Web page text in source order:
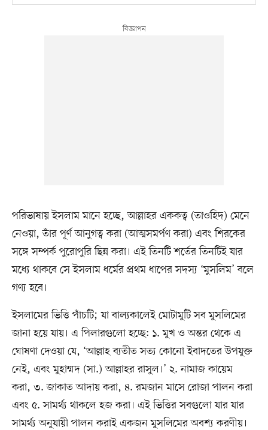
পরিভাষায় ইসলাম মানে হচ্ছে, আল্লাহর এককত্ব (তাওহিদ) মেনে
নেওয়া, তাঁর পূর্ণ আনুগত্ব করা (আত্মসমর্পণ করা) এবং শিরকের
সঙ্গে সম্পর্ক পুরোপুরি ছিন্ন করা। এই তিনটি শর্তের তিনটিই যার
মধ্যে থাকবে সে ইসলাম ধর্মের প্রথম ধাপের সদস্য ‘মুসলিম’ বলে
গণ্য হবে।
ইসলামের ভিত্তি পাঁচটি; যা বাল্যকালেই মোটামুটি সব মুসলিমের
জানা হয়ে যায়। এ পিলারগুলো হচ্ছে: ১. মুখ ও অন্তর থেকে এ
ঘোষণা দেওয়া যে, ‘আল্লাহ ব্যতীত সত্য কোনো ইবাদতের উপযুক্ত
নেই, এবং মুহাম্মদ (সা.) আল্লাহর রাসুল।’ ২. নামাজ কায়েম
করা, ৩. জাকাত আদায় করা, ৪. রমজান মাসে রোজা পালন করা
এবং ৫. সামর্থ্য থাকলে হজ করা। এই ভিত্তির সবগুলো যার যার
সামর্থ্য অনুযায়ী পালন করাই একজন মুসলিমের অবশ্য করণীয়।